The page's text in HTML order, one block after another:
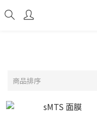
商品排序